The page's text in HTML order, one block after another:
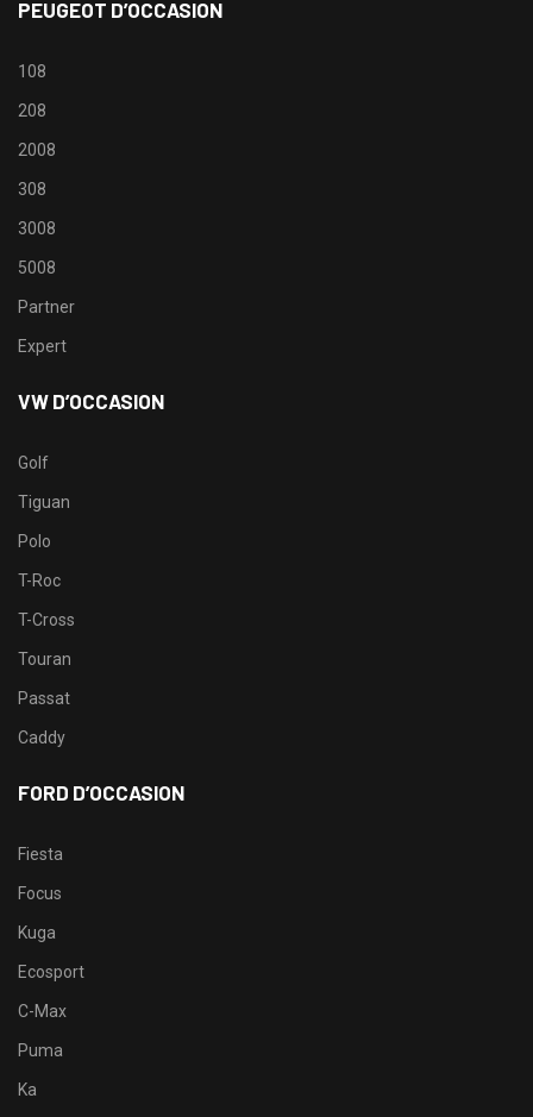
PEUGEOT D’OCCASION
108
208
2008
308
3008
5008
Partner
Expert
VW D’OCCASION
Golf
Tiguan
Polo
T-Roc
T-Cross
Touran
Passat
Caddy
FORD D’OCCASION
Fiesta
Focus
Kuga
Ecosport
C-Max
Puma
Ka